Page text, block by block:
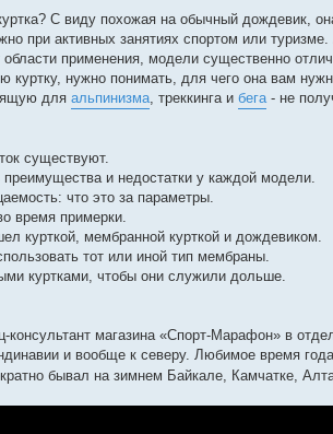
С виду похожая на обычный дождевик,
при активных занятиях спортом или
применения, модели существенно
куртку, нужно понимать, для чего она вам
для альпинизма , треккинга и бега - не
существуют.
и недостатки у каждой модели.
что это за параметры.
время примерки.
курткой, мембранной курткой и дождевиком.
тот или иной тип мембраны.
куртками, чтобы они служили дольше.
консультант магазина «Спорт-Марафон» в
и вообще к северу. Любимое время
бывал на зимнем Байкале, Камчатке,